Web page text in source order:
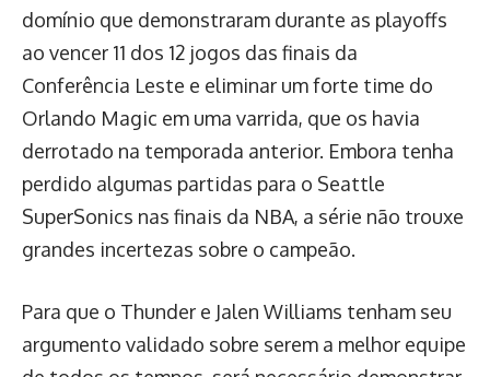
domínio que demonstraram durante as playoffs
ao vencer 11 dos 12 jogos das finais da
Conferência Leste e eliminar um forte time do
Orlando Magic em uma varrida, que os havia
derrotado na temporada anterior. Embora tenha
perdido algumas partidas para o Seattle
SuperSonics nas finais da NBA, a série não trouxe
grandes incertezas sobre o campeão.
Para que o Thunder e Jalen Williams tenham seu
argumento validado sobre serem a melhor equipe